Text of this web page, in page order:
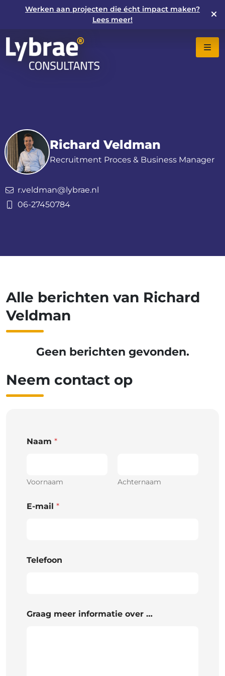
Werken aan projecten die écht impact maken?
Lees meer!
Richard Veldman
Recruitment Proces & Business Manager
r.veldman@lybrae.nl
06-27450784
Alle berichten van Richard
Veldman
Geen berichten gevonden.
Neem contact op
Naam *
Voornaam Achternaam
E-mail *
Telefoon
Graag meer informatie over …